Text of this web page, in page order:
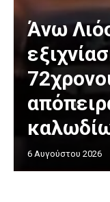
Άνω
6 Αυγούστου 2026